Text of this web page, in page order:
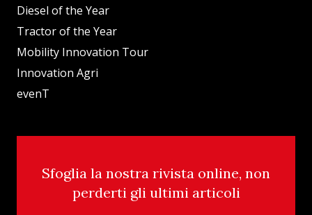
Diesel of the Year
Tractor of the Year
Mobility Innovation Tour
Innovation Agri
evenT
Sfoglia la nostra rivista online, non
perderti gli ultimi articoli